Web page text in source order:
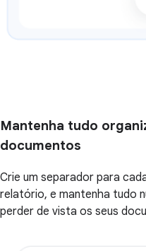
Mantenha tudo
documentos
Crie um separador para
relatório, e mantenha tudo
perder de vista os seus